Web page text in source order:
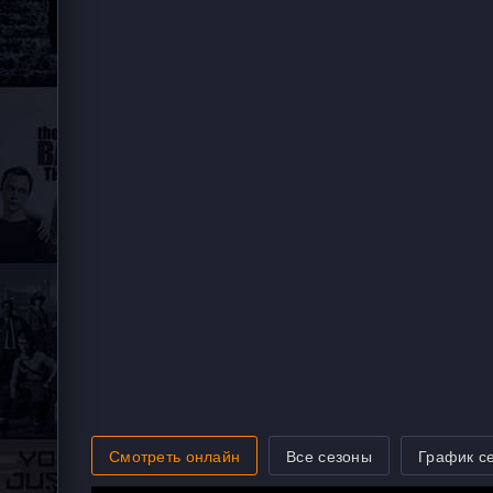
Смотреть онлайн Все сезоны График